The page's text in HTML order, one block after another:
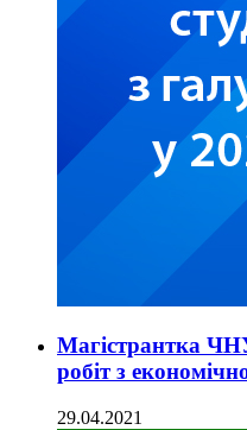
Магістрантка
робіт з
29.04.2021